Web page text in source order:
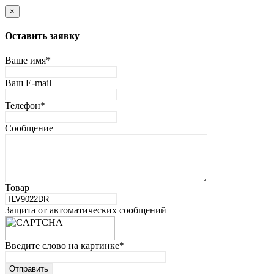
×
Оставить заявку
Ваше имя*
Ваш E-mail
Телефон*
Сообщение
Товар
Защита от автоматических сообщений
Введите слово на картинке*